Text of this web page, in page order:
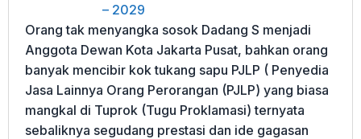
– 2029
Orang tak menyangka sosok Dadang S menjadi
Anggota Dewan Kota Jakarta Pusat, bahkan orang
banyak mencibir kok tukang sapu PJLP ( Penyedia
Jasa Lainnya Orang Perorangan (PJLP) yang biasa
mangkal di Tuprok (Tugu Proklamasi) ternyata
sebaliknya segudang prestasi dan ide gagasan